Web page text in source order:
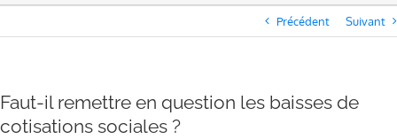
Précédent Suivant
Faut-il remettre en question les baisses de
cotisations sociales ?